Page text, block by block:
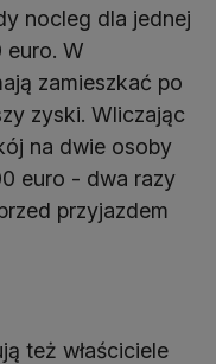
nocleg dla jednej
euro. W
zamieszkać po
zyski. Wliczając
na dwie osoby
euro - dwa razy
przyjazdem
też właściciele